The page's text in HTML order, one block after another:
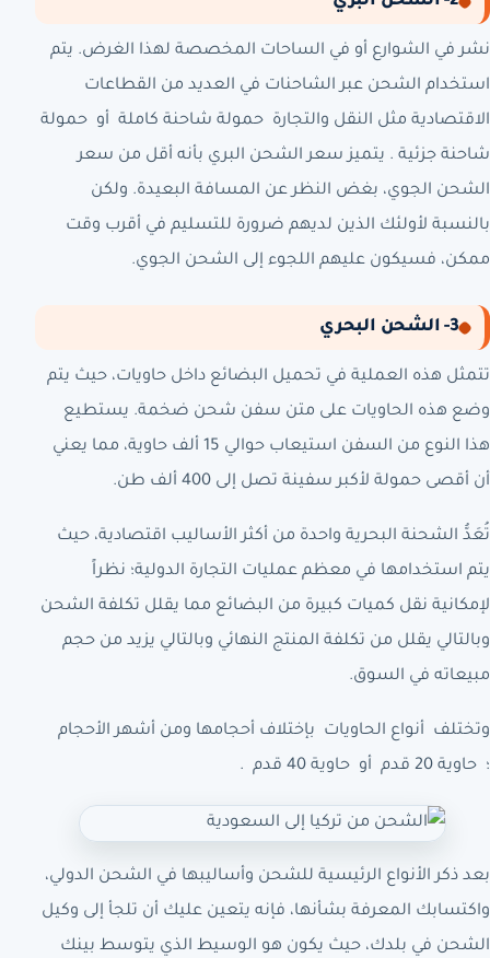
نشر في الشوارع أو في الساحات المخصصة لهذا الغرض. يتم
استخدام الشحن عبر الشاحنات في العديد من القطاعات
الاقتصادية مثل النقل والتجارة حمولة شاحنة كاملة أو حمولة
شاحنة جزئية . يتميز سعر الشحن البري بأنه أقل من سعر
الشحن الجوي، بغض النظر عن المسافة البعيدة. ولكن
بالنسبة لأولئك الذين لديهم ضرورة للتسليم في أقرب وقت
ممكن، فسيكون عليهم اللجوء إلى الشحن الجوي.
3- الشحن البحري
تتمثل هذه العملية في تحميل البضائع داخل حاويات، حيث يتم
وضع هذه الحاويات على متن سفن شحن ضخمة. يستطيع
هذا النوع من السفن استيعاب حوالي 15 ألف حاوية، مما يعني
أن أقصى حمولة لأكبر سفينة تصل إلى 400 ألف طن.
تُعَدُّ الشحنة البحرية واحدة من أكثر الأساليب اقتصادية، حيث
يتم استخدامها في معظم عمليات التجارة الدولية؛ نظراً
لإمكانية نقل كميات كبيرة من البضائع مما يقلل تكلفة الشحن
وبالتالي يقلل من تكلفة المنتج النهائي وبالتالي يزيد من حجم
مبيعاته في السوق.
وتختلف أنواع الحاويات بإختلاف أحجامها ومن أشهر الأحجام
؛ حاوية 20 قدم أو حاوية 40 قدم .
بعد ذكر الأنواع الرئيسية للشحن وأساليبها في الشحن الدولي،
واكتسابك المعرفة بشأنها، فإنه يتعين عليك أن تلجأ إلى وكيل
الشحن في بلدك، حيث يكون هو الوسيط الذي يتوسط بينك